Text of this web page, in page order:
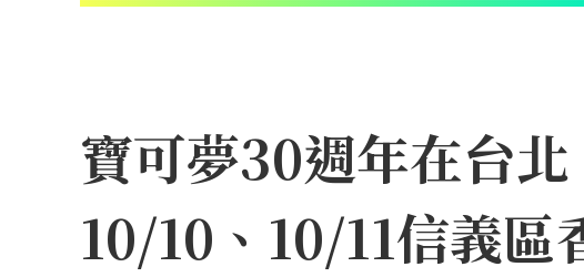
寶可夢30週年在台北
10/10、10/11信義